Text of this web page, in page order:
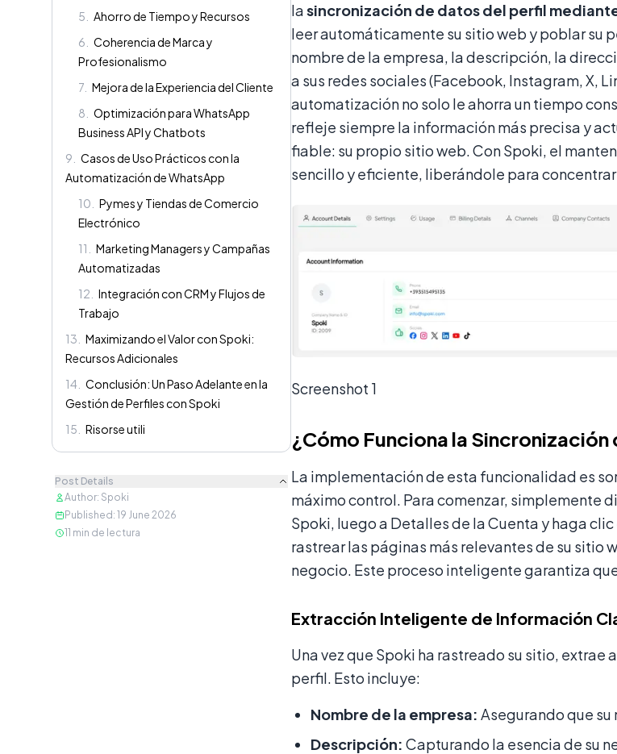
5
Ahorro de Tiempo y Recursos
6
Coherencia de Marca y
Profesionalismo
7 Mejora de la Experiencia del Cliente
8
Optimización para WhatsApp
Business API y Chatbots
9
Casos de Uso Prácticos con la
Automatización de WhatsApp
10
Pymes y Tiendas de Comercio
Electrónico
11
Marketing Managers y Campañas
Automatizadas
12
Integración con CRM y Flujos de
Trabajo
13
Maximizando el Valor con Spoki:
Recursos Adicionales
14
Conclusión: Un Paso Adelante en la
Gestión de Perfiles con Spoki
15
Risorse utili
Post Details
Author: Spoki
Published : 19 June 2026
11 min de lectura
lasincronización de datos del perfil
leer automáticamente su sitio web y poblar su
nombre de la empresa, la descripción, la
a sus redes sociales (Facebook, Instagram, X,
automatización no solo le ahorra un tiempo
refleje siempre la información más precisa y
fiable: su propio sitio web. Con Spoki, el
sencillo y eficiente, liberándole para
Screenshot 1
¿Cómo Funciona la
La implementación de esta funcionalidad es
máximo control. Para comenzar, simplemente
Spoki, luego a Detalles de la Cuenta y haga
rastrear las páginas más relevantes de su
negocio. Este proceso inteligente garantiza
Extracción Inteligente de Información
Una vez que Spoki ha rastreado su sitio,
perfil. Esto incluye:
Nombre de la empresa: Asegurando que
Descripción: Capturando la esencia de su